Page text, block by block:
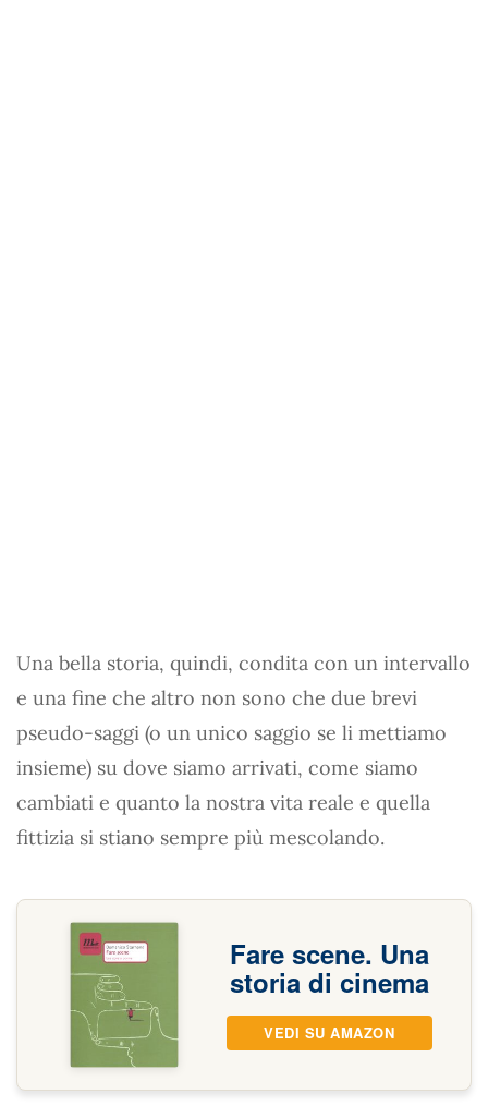
Una bella storia, quindi, condita con un intervallo
e una fine che altro non sono che due brevi
pseudo-saggi (o un unico saggio se li mettiamo
insieme) su dove siamo arrivati, come siamo
cambiati e quanto la nostra vita reale e quella
fittizia si stiano sempre più mescolando.
Fare scene. Una
storia di cinema
VEDI SU AMAZON